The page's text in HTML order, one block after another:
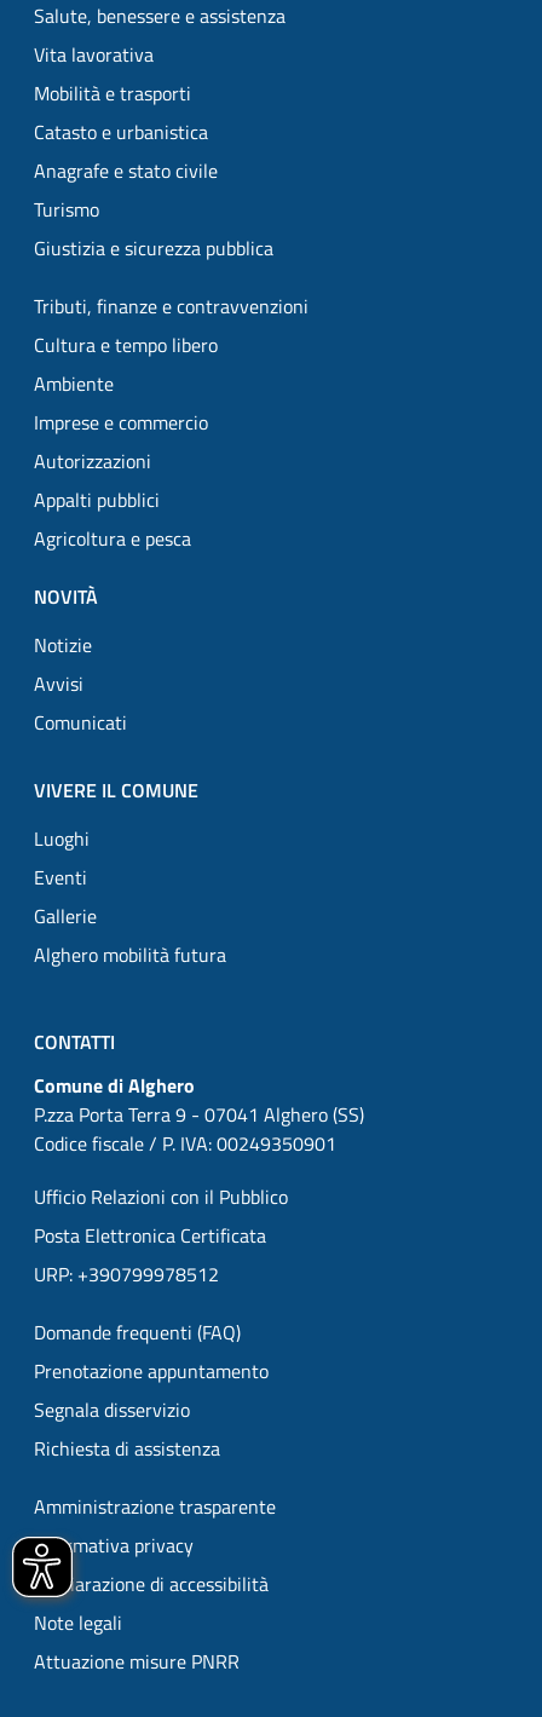
Salute, benessere e assistenza
Vita lavorativa
Mobilità e trasporti
Catasto e urbanistica
Anagrafe e stato civile
Turismo
Giustizia e sicurezza pubblica
Tributi, finanze e contravvenzioni
Cultura e tempo libero
Ambiente
Imprese e commercio
Autorizzazioni
Appalti pubblici
Agricoltura e pesca
NOVITÀ
Notizie
Avvisi
Comunicati
VIVERE IL COMUNE
Luoghi
Eventi
Gallerie
Alghero mobilità futura
CONTATTI
Comune di Alghero
P.zza Porta Terra 9 - 07041 Alghero (SS)
Codice fiscale / P. IVA: 00249350901
Ufficio Relazioni con il Pubblico
Posta Elettronica Certificata
URP: +390799978512
Domande frequenti (FAQ)
Prenotazione appuntamento
Segnala disservizio
Richiesta di assistenza
Amministrazione trasparente
Informativa privacy
Dichiarazione di accessibilità
Note legali
Attuazione misure PNRR